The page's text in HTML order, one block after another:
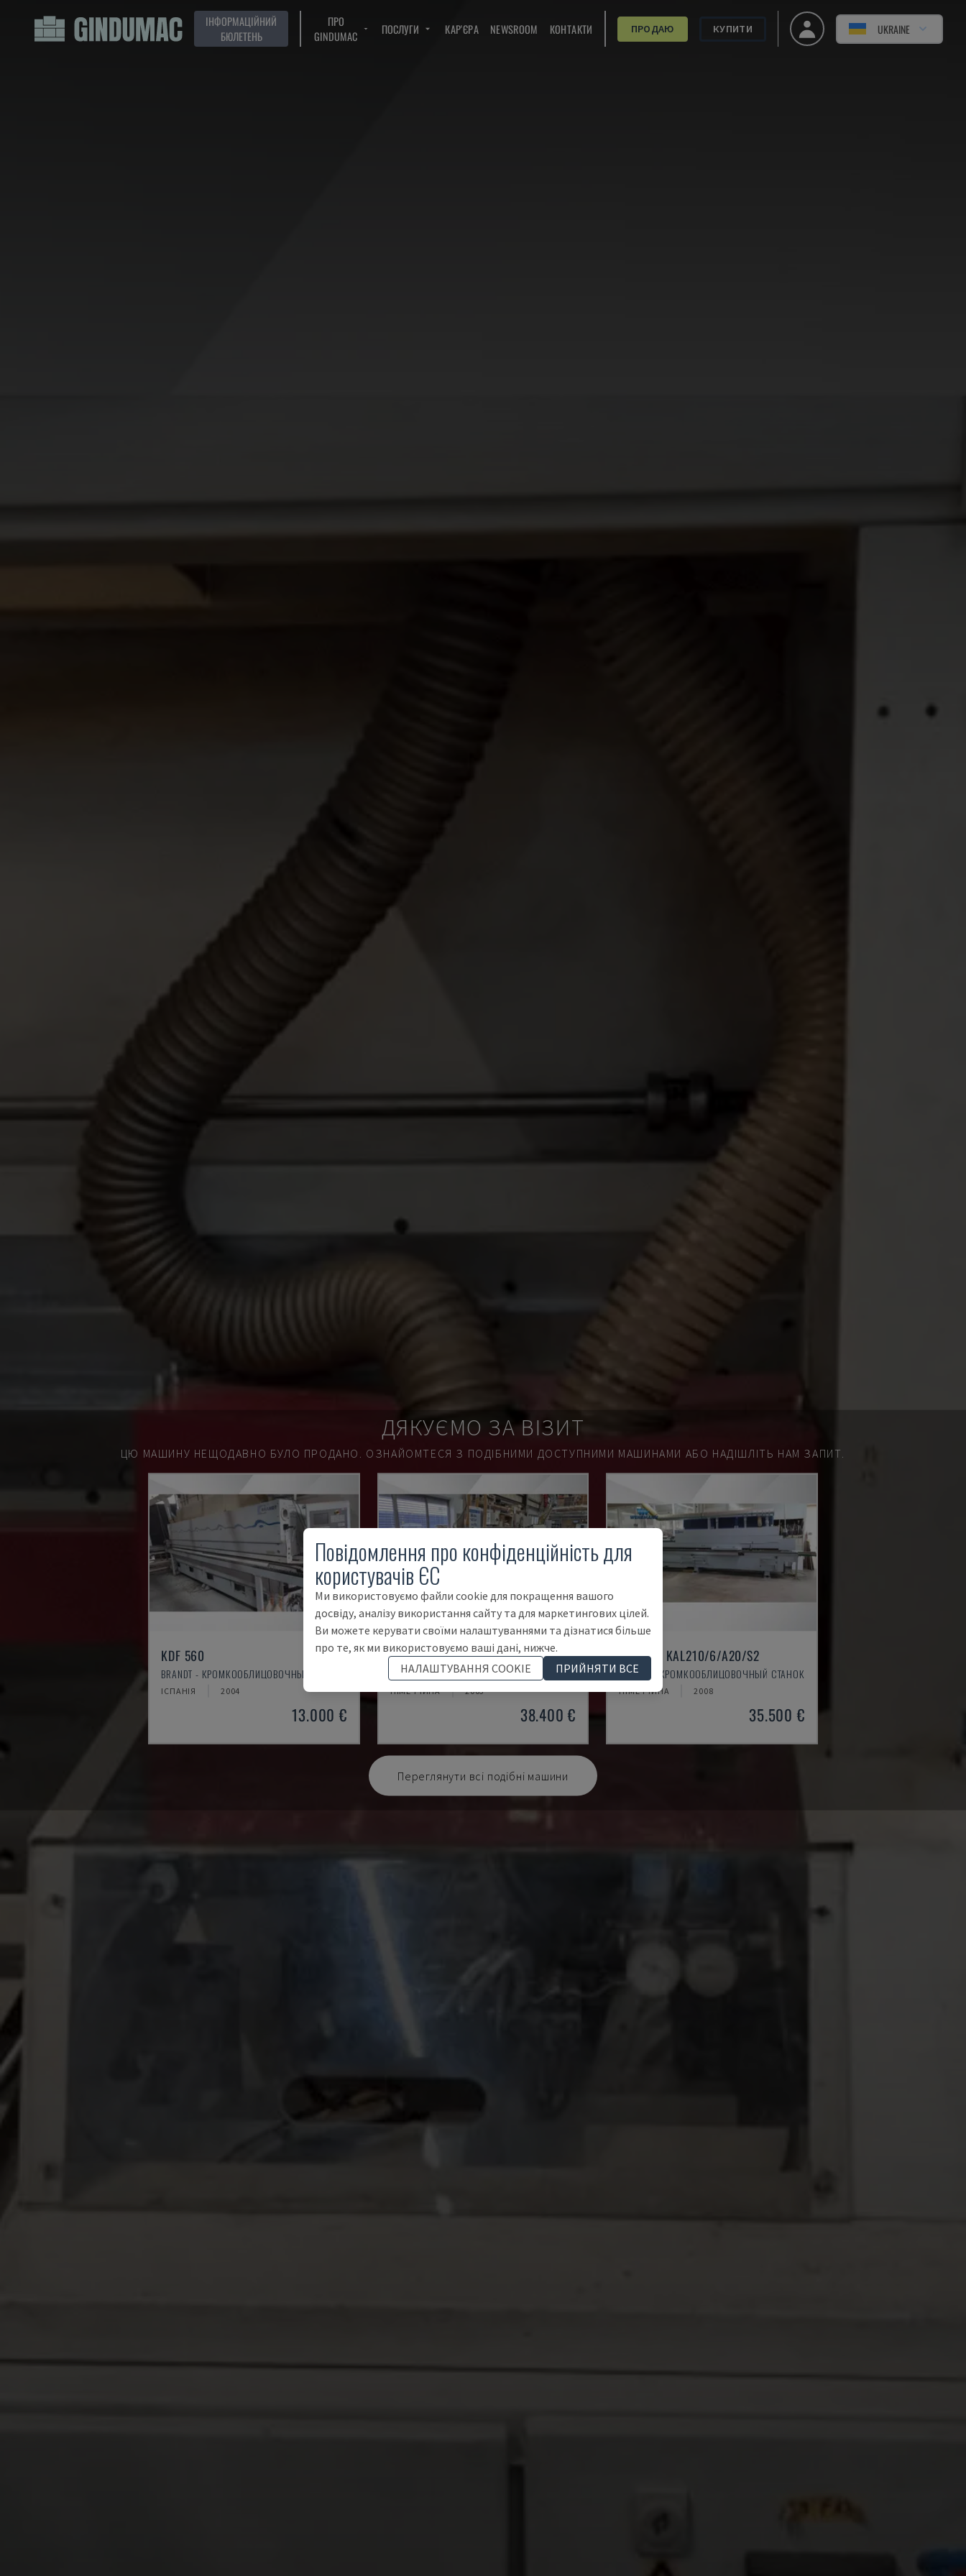
ІНФОРМАЦІЙНИЙ
БЮЛЕТЕНЬ
ПРО
GINDUMAC
ПОСЛУГИ КАР'ЄРА NEWSROOM КОНТАКТИ ПРОДАЮ КУПИТИ UKRAINE
ДЯКУЄМО ЗА ВІЗИТ
ЦЮ МАШИНУ НЕЩОДАВНО БУЛО ПРОДАНО. ОЗНАЙОМТЕСЯ З ПОДІБНИМИ ДОСТУПНИМИ МАШИНАМИ АБО НАДІШЛІТЬ НАМ ЗАПИТ.
KDF 560
BRANDT - КРОМКООБЛИЦОВОЧНЫЙ СТАНОК
ІСПАНІЯ 2004
13.000 €
AVM/K/I/G80/822/S3R3L20
IMA - КРОМКООБЛИЦОВОЧНЫЙ СТАНОК
НІМЕЧЧИНА 2003
38.400 €
OPTIMAT KAL210/6/A20/S2
HOMAG - КРОМКООБЛИЦОВОЧНЫЙ СТАНОК
НІМЕЧЧИНА 2008
35.500 €
Переглянути всі подібні машини
Повідомлення про конфіденційність для
користувачів ЄС
Ми використовуємо файли cookie для покращення вашого
досвіду, аналізу використання сайту та для маркетингових цілей.
Ви можете керувати своїми налаштуваннями та дізнатися більше
про те, як ми використовуємо ваші дані, нижче.
НАЛАШТУВАННЯ COOKIE
ПРИЙНЯТИ ВСЕ